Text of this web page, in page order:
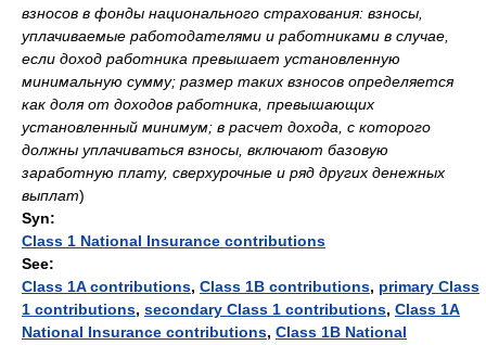
взносов в фонды национального страхования: взносы,
уплачиваемые работодателями и работниками в случае,
если доход работника превышает установленную
минимальную сумму; размер таких взносов определяется
как доля от доходов работника, превышающих
установленный минимум; в расчет дохода, с которого
должны уплачиваться взносы, включают базовую
заработную плату, сверхурочные и ряд других денежных
выплат)
Syn:
Class 1 National Insurance contributions
See:
Class 1A contributions, Class 1B contributions, primary Class
1 contributions, secondary Class 1 contributions, Class 1A
National Insurance contributions, Class 1B National